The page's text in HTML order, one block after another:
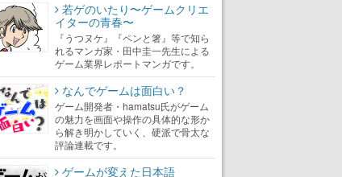
若ゲのいたり〜ゲームクリエ
イターの青春〜
『うつヌケ』『ペンと箸』等で知ら
れるマンガ家・田中圭一先生による
ゲーム業界レポートマンガです。
なんでゲームは面白い？
ゲーム開発者・hamatsu氏がゲーム
の魅力を画面や操作の具体的な形か
ら解き明かしていく、硬派で骨太な
評論連載です。
ゲームが変えた日本語